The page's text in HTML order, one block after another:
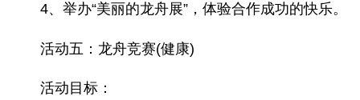
4、举办“美丽的龙舟展”，体验合作成功的快乐。
活动五：龙舟竞赛(健康)
活动目标：